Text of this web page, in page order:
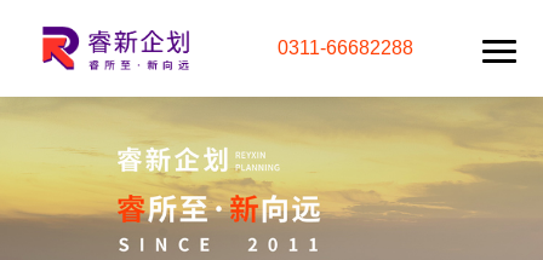
0311-66682288